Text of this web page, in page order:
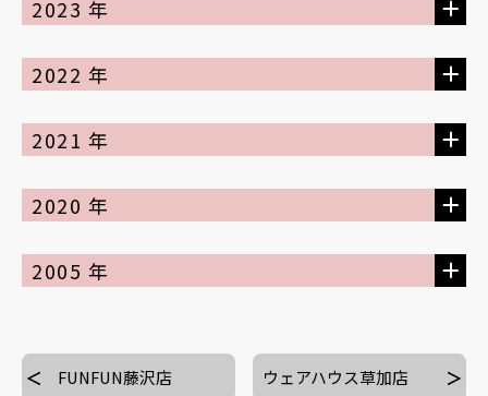
2023 年
2022 年
2021 年
2020 年
2005 年
FUNFUN藤沢店 ウェアハウス草加店